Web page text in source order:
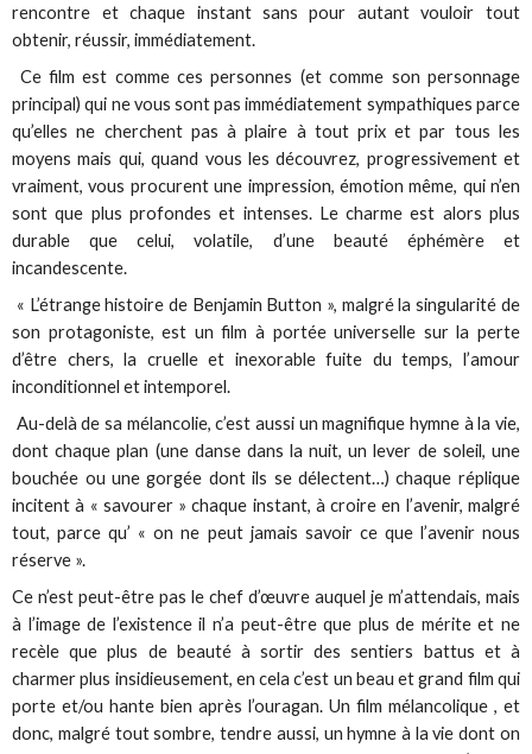
rencontre et chaque instant sans pour autant vouloir tout
obtenir, réussir, immédiatement.
Ce film est comme ces personnes (et comme son personnage
principal) qui ne vous sont pas immédiatement sympathiques parce
qu’elles ne cherchent pas à plaire à tout prix et par tous les
moyens mais qui, quand vous les découvrez, progressivement et
vraiment, vous procurent une impression, émotion même, qui n’en
sont que plus profondes et intenses. Le charme est alors plus
durable que celui, volatile, d’une beauté éphémère et
incandescente.
« L’étrange histoire de Benjamin Button », malgré la singularité de
son protagoniste, est un film à portée universelle sur la perte
d’être chers, la cruelle et inexorable fuite du temps, l’amour
inconditionnel et intemporel.
Au-delà de sa mélancolie, c’est aussi un magnifique hymne à la vie,
dont chaque plan (une danse dans la nuit, un lever de soleil, une
bouchée ou une gorgée dont ils se délectent…) chaque réplique
incitent à « savourer » chaque instant, à croire en l’avenir, malgré
tout, parce qu’ « on ne peut jamais savoir ce que l’avenir nous
réserve ».
Ce n’est peut-être pas le chef d’œuvre auquel je m’attendais, mais
à l’image de l’existence il n’a peut-être que plus de mérite et ne
recèle que plus de beauté à sortir des sentiers battus et à
charmer plus insidieusement, en cela c’est un beau et grand film qui
porte et/ou hante bien après l’ouragan. Un film mélancolique , et
donc, malgré tout sombre, tendre aussi, un hymne à la vie dont on